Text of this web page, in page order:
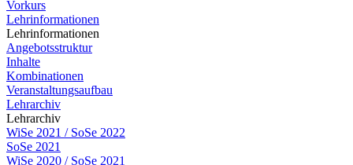
Vorkurs
Lehrinformationen
Lehrinformationen
Angebotsstruktur
Inhalte
Kombinationen
Veranstaltungsaufbau
Lehrarchiv
Lehrarchiv
WiSe 2021 / SoSe 2022
SoSe 2021
WiSe 2020 / SoSe 2021